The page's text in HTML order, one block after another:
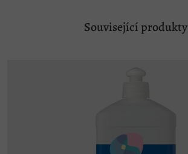
Související produkty